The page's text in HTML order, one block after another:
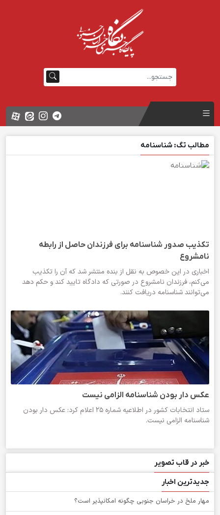
مطالب تگ: شناسنامه
تکذیب صدور شناسنامه برای فرزندان حاصل از رابطه
نامشروع
اخباری در این خصوص به نقل از بنده منتشر شد که آن را تکذیب
می‌کنم، فرزندان نامشروع در صورتی که دادگاه تایید کند و حکم دهد
می‌توانند شناسنامه دریافت کنند.
عکس دار بودن شناسنامه الزامی نیست
ستاد انتخابات کشور در اطلاعیه شماره 25 اعلام کرد: عکس دار بودن
شناسنامه الزامی نیست.
خبر در قاب تصویر
جدیدترین اخبار
‌مهار ملخ در خراسان جنوبی چگونه امکانپذیر است؟